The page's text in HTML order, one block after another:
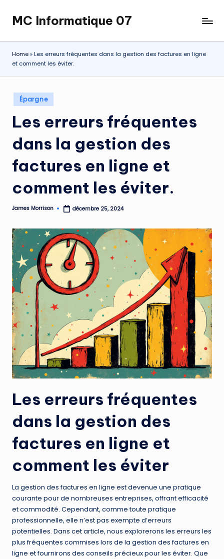
content
MC Informatique 07
Home»Les erreurs fréquentes dans la gestion des factures en ligne
et comment les éviter.
Posted
in
Épargne
Les erreurs fréquentes
dans la gestion des
factures en ligne et
comment les éviter.
Posted
James Morrison décembre 25, 2024
Les erreurs fréquentes
dans la gestion des
factures en ligne et
comment les éviter
La gestion des factures en ligne est devenue une pratique
courante pour de nombreuses entreprises, offrant efficacité
et commodité. Cependant, comme toute pratique
professionnelle, elle n’est pas exempte d’erreurs
potentielles. Dans cet article, nous explorerons les erreurs les
plus fréquentes commises lors de la gestion des factures en
ligne et fournirons des conseils précieux pour les éviter. Que